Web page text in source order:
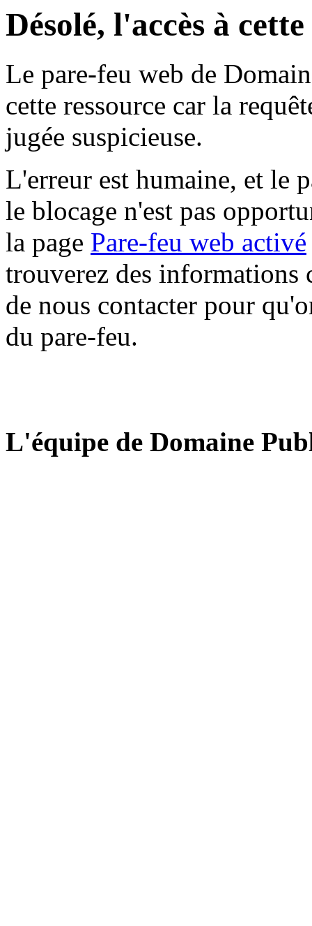
Désolé, l'accès à
Le pare-feu web de
cette ressource car la
jugée suspicieuse.
L'erreur est humaine, et le
le blocage n'est pas
la page Pare-feu web activé
trouverez des informations
de nous contacter pour
du pare-feu.
L'équipe de Domaine